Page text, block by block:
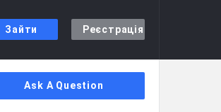
Зайти Реєстрація
Ask A Question